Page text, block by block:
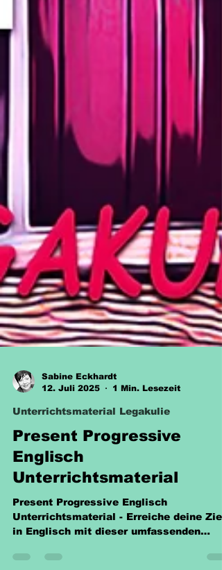
12. Juli 2025
1 Min. Lesezeit
Unterrichtsmaterial Legakulie
Present Progressive
Englisch
Unterrichtsmaterial
Present Progressive Englisch
Unterrichtsmaterial - Erreiche deine
in Englisch mit dieser umfassenden